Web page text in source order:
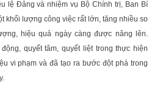
lệ Đảng và nhiệm vụ Bộ Chính trị, Ban Bí
khối lượng công việc rất lớn, tăng nhiều so
hiệu quả ngày càng được nâng lên.
quyết tâm, quyết liệt trong thực hiện
vi phạm và đã tạo ra bước đột phá trong